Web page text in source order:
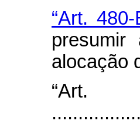
“Art. 480-
alocação